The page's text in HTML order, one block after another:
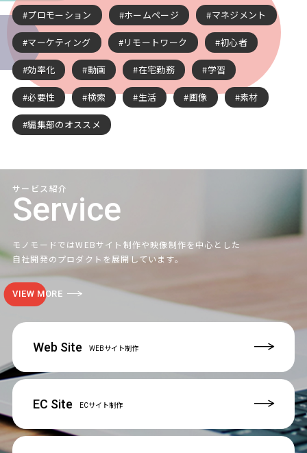
プロモーション ホームページ マネジメント
マーケティング リモートワーク 初心者
効率化 動画 在宅勤務 学習
必要性 検索 生活 画像 素材
編集部のオススメ
サービス紹介
Service
モノモードではWEBサイト制作や映像制作を中心とした
自社開発のプロダクトを展開しています。
VIEW MORE
Web Site WEBサイト制作
EC Site ECサイト制作